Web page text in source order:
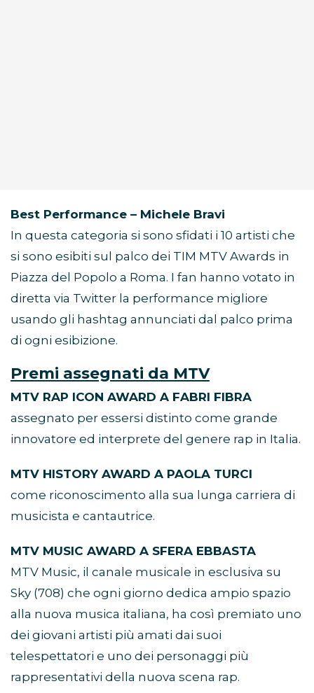
Best Performance – Michele Bravi
In questa categoria si sono sfidati i 10 artisti che
si sono esibiti sul palco dei TIM MTV Awards in
Piazza del Popolo a Roma. I fan hanno votato in
diretta via Twitter la performance migliore
usando gli hashtag annunciati dal palco prima
di ogni esibizione.
Premi assegnati da MTV
MTV RAP ICON AWARD A FABRI FIBRA
assegnato per essersi distinto come grande
innovatore ed interprete del genere rap in Italia.
MTV HISTORY AWARD A PAOLA TURCI
come riconoscimento alla sua lunga carriera di
musicista e cantautrice.
MTV MUSIC AWARD A SFERA EBBASTA
MTV Music, il canale musicale in esclusiva su
Sky (708) che ogni giorno dedica ampio spazio
alla nuova musica italiana, ha così premiato uno
dei giovani artisti più amati dai suoi
telespettatori e uno dei personaggi più
rappresentativi della nuova scena rap.